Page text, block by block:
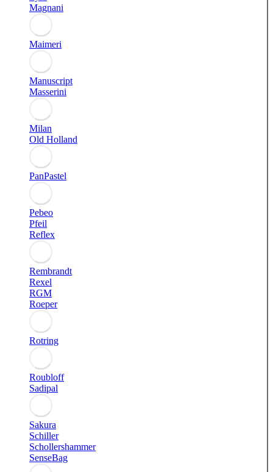
Magnani
Maimeri
Manuscript
Masserini
Milan
Old Holland
PanPastel
Pebeo
Pfeil
Reflex
Rembrandt
Rexel
RGM
Roeper
Rotring
Roubloff
Sadipal
Sakura
Schiller
Schollershammer
SenseBag